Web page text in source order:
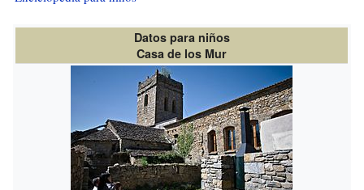
Datos para niños
Casa de los Mur